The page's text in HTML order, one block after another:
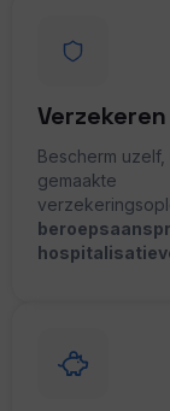
Verzekeren
Bescherm
gemaakte